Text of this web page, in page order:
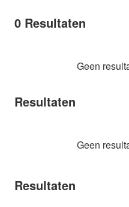
0 Resultaten
Geen
Resultaten
Geen
Resultaten